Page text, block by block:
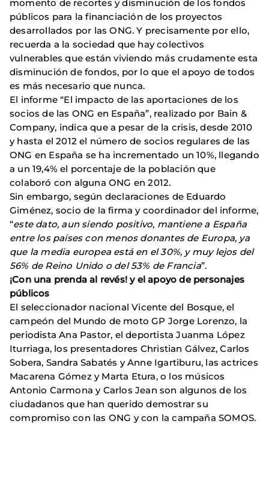
momento de recortes y disminución de los fondos
públicos para la financiación de los proyectos
desarrollados por las ONG. Y precisamente por ello,
recuerda a la sociedad que hay colectivos
vulnerables que están viviendo más crudamente esta
disminución de fondos, por lo que el apoyo de todos
es más necesario que nunca.
El informe “El impacto de las aportaciones de los
socios de las ONG en España”, realizado por Bain &
Company, indica que a pesar de la crisis, desde 2010
y hasta el 2012 el número de socios regulares de las
ONG en España se ha incrementado un 10%, llegando
a un 19,4% el porcentaje de la población que
colaboró con alguna ONG en 2012.
Sin embargo, según declaraciones de Eduardo
Giménez, socio de la firma y coordinador del informe,
“este dato, aun siendo positivo, mantiene a España
entre los países con menos donantes de Europa, ya
que la media europea está en el 30%, y muy lejos del
56% de Reino Unido o del 53% de Francia”.
¡Con una prenda al revés! y el apoyo de personajes
públicos
El seleccionador nacional Vicente del Bosque, el
campeón del Mundo de moto GP Jorge Lorenzo, la
periodista Ana Pastor, el deportista Juanma López
Iturriaga, los presentadores Christian Gálvez, Carlos
Sobera, Sandra Sabatés y Anne Igartiburu, las actrices
Macarena Gómez y Marta Etura, o los músicos
Antonio Carmona y Carlos Jean son algunos de los
ciudadanos que han querido demostrar su
compromiso con las ONG y con la campaña SOMOS.